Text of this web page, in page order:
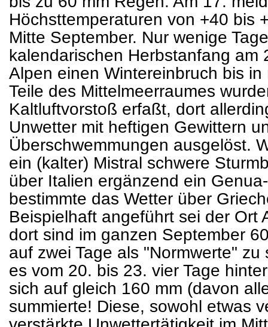
Höchsttemperaturen von +40 bis
Mitte September. Nur wenige
kalendarischen Herbstanfang am
Alpen einen Wintereinbruch bis
Teile des Mittelmeerraumes
Kaltluftvorstoß erfaßt, dort
Unwetter mit heftigen Gewittern
Überschwemmungen ausgelöst.
ein (kalter) Mistral schwere
über Italien ergänzend ein
bestimmte das Wetter über
Beispielhaft angeführt sei der Ort
dort sind im ganzen September
auf zwei Tage als "Normwerte"
es vom 20. bis 23. vier Tage
sich auf gleich 160 mm (davon
summierte! Diese, sowohl etwas